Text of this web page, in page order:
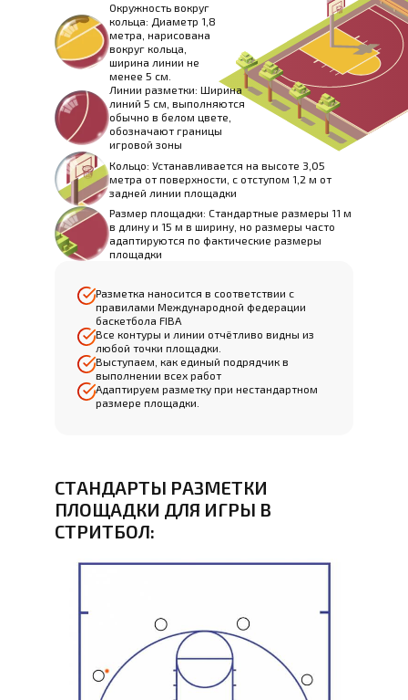
Окружность вокруг
кольца: Диаметр 1,8
метра, нарисована
вокруг кольца,
ширина линии не
менее 5 см.
Линии разметки: Ширина
линий 5 см, выполняются
обычно в белом цвете,
обозначают границы
игровой зоны
Кольцо: Устанавливается на высоте 3,05
метра от поверхности, с отступом 1,2 м от
задней линии площадки
Размер площадки: Стандартные размеры 11 м
в длину и 15 м в ширину, но размеры часто
адаптируются по фактические размеры
площадки
Разметка наносится в соответствии с
правилами Международной федерации
баскетбола FIBA
Все контуры и линии отчётливо видны из
любой точки площадки.
Выступаем, как единый подрядчик в
выполнении всех работ
Адаптируем разметку при нестандартном
размере площадки.
СТАНДАРТЫ РАЗМЕТКИ
ПЛОЩАДКИ ДЛЯ ИГРЫ В
СТРИТБОЛ: